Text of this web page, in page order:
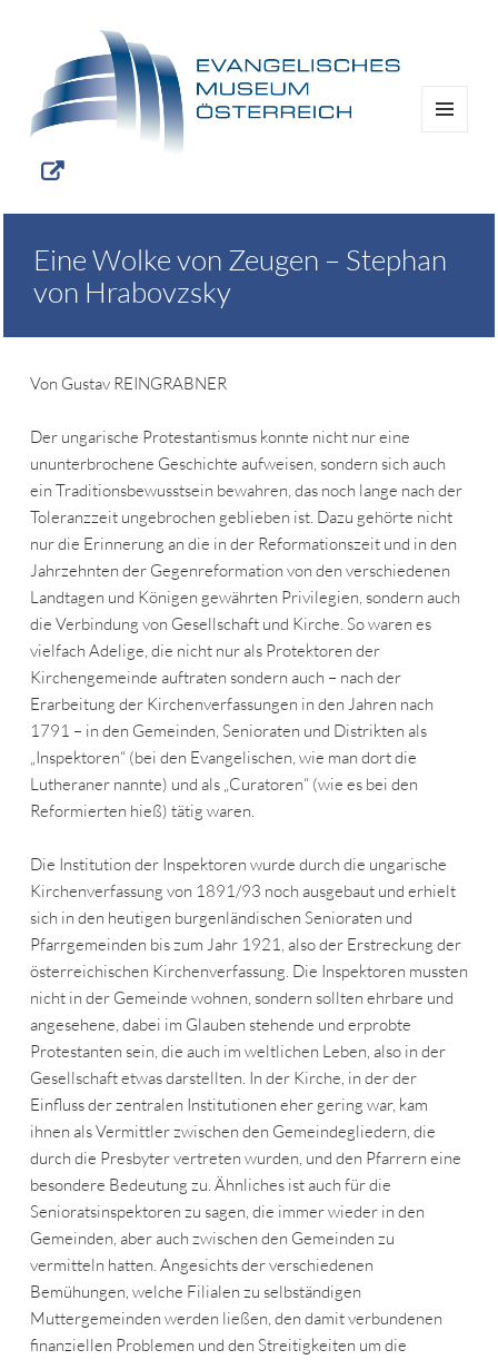
Eine Wolke von Zeugen – Stephan
von Hrabovzsky
Von Gustav REINGRABNER
Der ungarische Protestantismus konnte nicht nur eine
ununterbrochene Geschichte aufweisen, sondern sich auch
ein Traditionsbewusstsein bewahren, das noch lange nach der
Toleranzzeit ungebrochen geblieben ist. Dazu gehörte nicht
nur die Erinnerung an die in der Reformationszeit und in den
Jahrzehnten der Gegenreformation von den verschiedenen
Landtagen und Königen gewährten Privilegien, sondern auch
die Verbindung von Gesellschaft und Kirche. So waren es
vielfach Adelige, die nicht nur als Protektoren der
Kirchengemeinde auftraten sondern auch – nach der
Erarbeitung der Kirchenverfassungen in den Jahren nach
1791 – in den Gemeinden, Senioraten und Distrikten als
„Inspektoren“ (bei den Evangelischen, wie man dort die
Lutheraner nannte) und als „Curatoren“ (wie es bei den
Reformierten hieß) tätig waren.
Die Institution der Inspektoren wurde durch die ungarische
Kirchenverfassung von 1891/93 noch ausgebaut und erhielt
sich in den heutigen burgenländischen Senioraten und
Pfarrgemeinden bis zum Jahr 1921, also der Erstreckung der
österreichischen Kirchenverfassung. Die Inspektoren mussten
nicht in der Gemeinde wohnen, sondern sollten ehrbare und
angesehene, dabei im Glauben stehende und erprobte
Protestanten sein, die auch im weltlichen Leben, also in der
Gesellschaft etwas darstellten. In der Kirche, in der der
Einfluss der zentralen Institutionen eher gering war, kam
ihnen als Vermittler zwischen den Gemeindegliedern, die
durch die Presbyter vertreten wurden, und den Pfarrern eine
besondere Bedeutung zu. Ähnliches ist auch für die
Senioratsinspektoren zu sagen, die immer wieder in den
Gemeinden, aber auch zwischen den Gemeinden zu
vermitteln hatten. Angesichts der verschiedenen
Bemühungen, welche Filialen zu selbständigen
Muttergemeinden werden ließen, den damit verbundenen
finanziellen Problemen und den Streitigkeiten um die